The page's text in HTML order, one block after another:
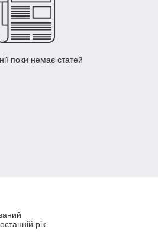
поки немає статей
рік